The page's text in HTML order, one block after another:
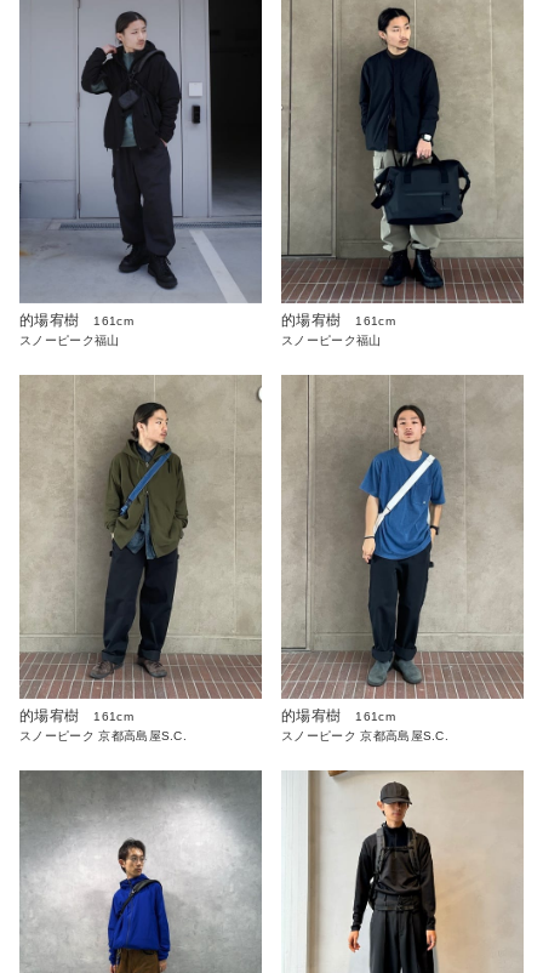
的場宥樹
161cm
スノーピーク福山
的場宥樹
161cm
スノーピーク福山
的場宥樹
161cm
スノーピーク 京都高島屋S.C.
的場宥樹
161cm
スノーピーク 京都高島屋S.C.